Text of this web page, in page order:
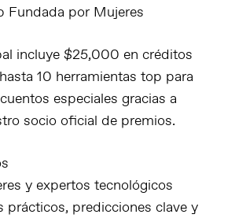
Fundada por Mujeres
incluye $25,000 en créditos
10 herramientas top para
especiales gracias a
socio oficial de premios.
y expertos tecnológicos
prácticos, predicciones clave y